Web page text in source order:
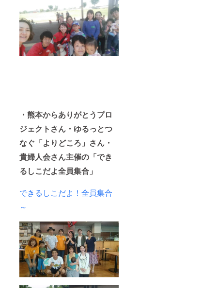
・熊本からありがとうプロ
ジェクトさん・ゆるっとつ
なぐ「よりどころ」さん・
貴婦人会さん主催の「でき
るしこだよ全員集合」
できるしこだよ！全員集合
～